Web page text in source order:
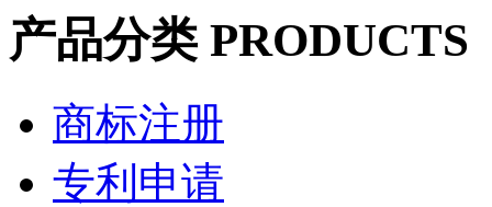
产品分类 PRODUCTS
商标注册
专利申请